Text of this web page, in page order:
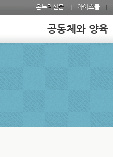
온누리신문 아이스쿨
공동체와 양육